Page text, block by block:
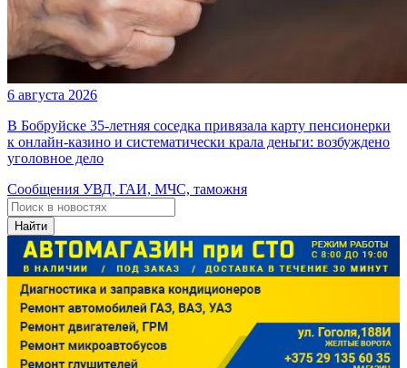
6 августа 2026
В Бобруйске 35-летняя соседка привязала карту пенсионерки
к онлайн-казино и систематически крала деньги: возбуждено
уголовное дело
Сообщения УВД, ГАИ, МЧС, таможня
Найти